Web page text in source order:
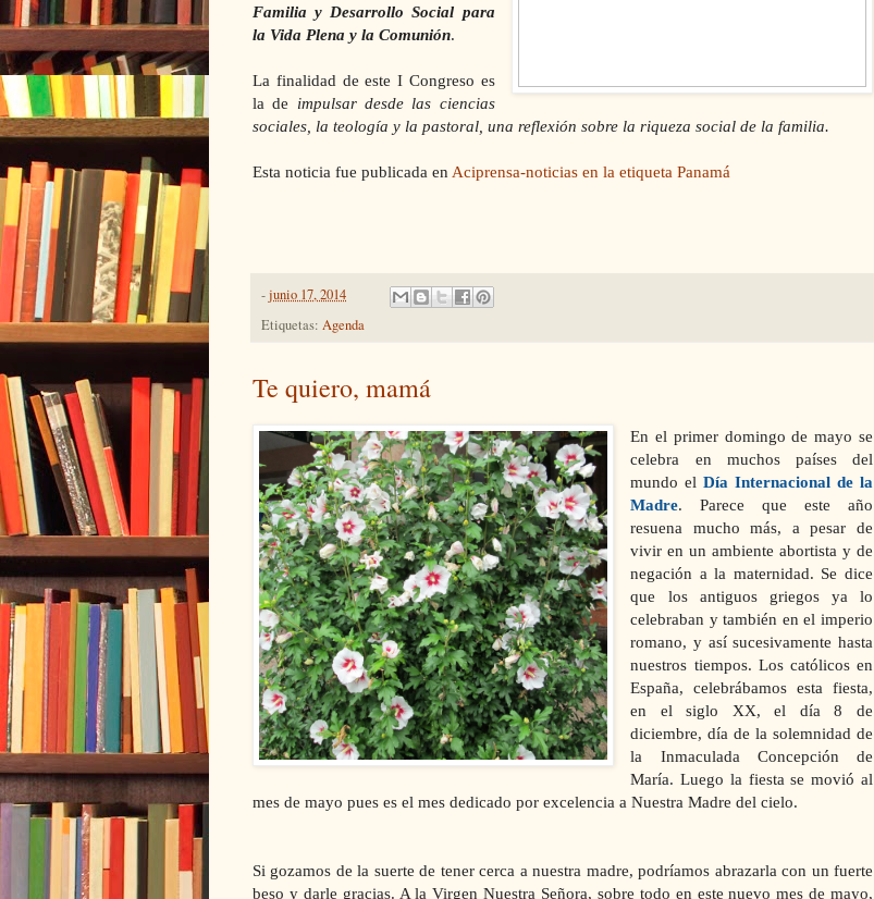
Familia y Desarrollo Social para
la Vida Plena y la Comunión.
La finalidad de este I Congreso es
la de impulsar desde las ciencias
sociales, la teología y la pastoral, una reflexión sobre la riqueza social de la familia.
Esta noticia fue publicada en Aciprensa-noticias en la etiqueta Panamá
-junio 17, 2014
Etiquetas: Agenda
Te quiero, mamá
En el primer domingo de mayo se
celebra en muchos países del
mundo elDía Internacional de la
Madre. Parece que este año
resuena mucho más, a pesar de
vivir en un ambiente abortista y de
negación ala maternidad. Se dice
que los antiguos griegos ya lo
celebraban y también en el imperio
romano, y así sucesivamente hasta
nuestros tiempos. Los católicos en
España, celebrábamos esta fiesta,
en el siglo XX, el día 8 de
diciembre, día de la solemnidad de
la Inmaculada Concepción de
María. Luego la fiesta se movió al
mes de mayo pues es el mes dedicado por excelencia a Nuestra Madre del cielo.
Si gozamos de la suerte de tener cerca a nuestra madre, podríamos abrazarla con un fuerte
beso y darle gracias. Ala Virgen Nuestra Señora, sobre todo en este nuevo mes de mayo,